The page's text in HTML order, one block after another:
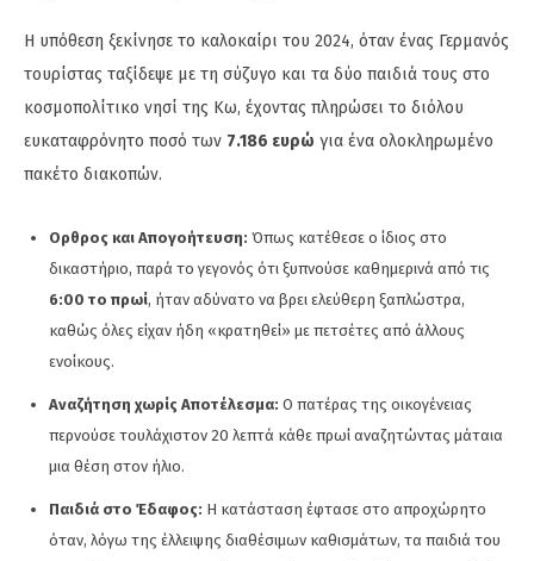
Η υπόθεση ξεκίνησε το καλοκαίρι του 2024, όταν ένας Γερμανός
τουρίστας ταξίδεψε με τη σύζυγο και τα δύο παιδιά τους στο
κοσμοπολίτικο νησί της Κω, έχοντας πληρώσει το διόλου
ευκαταφρόνητο ποσό των 7.186 ευρώ για ένα ολοκληρωμένο
πακέτο διακοπών.
Ορθρος και Απογοήτευση: Όπως κατέθεσε ο ίδιος στο
δικαστήριο, παρά το γεγονός ότι ξυπνούσε καθημερινά από τις
6:00 το πρωί, ήταν αδύνατο να βρει ελεύθερη ξαπλώστρα,
καθώς όλες είχαν ήδη «κρατηθεί» με πετσέτες από άλλους
ενοίκους.
Αναζήτηση χωρίς Αποτέλεσμα: Ο πατέρας της οικογένειας
περνούσε τουλάχιστον 20 λεπτά κάθε πρωί αναζητώντας μάταια
μια θέση στον ήλιο.
Παιδιά στο Έδαφος: Η κατάσταση έφτασε στο απροχώρητο
όταν, λόγω της έλλειψης διαθέσιμων καθισμάτων, τα παιδιά του